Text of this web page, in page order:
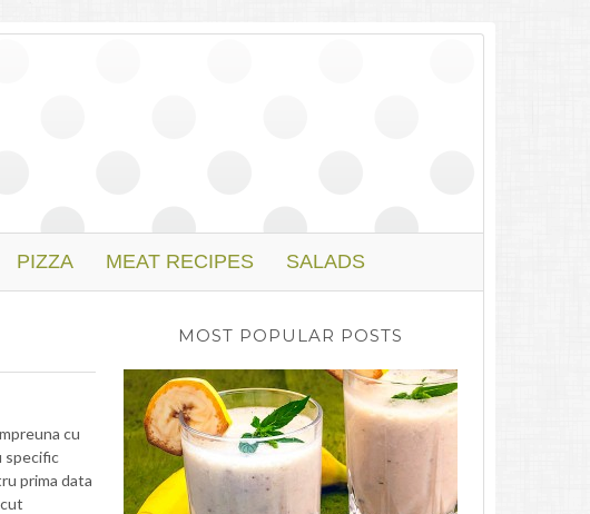
PIZZA MEAT RECIPES SALADS
cu
specific
prima data
MOST POPULAR POSTS